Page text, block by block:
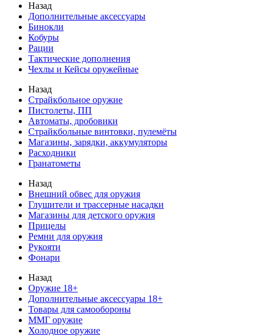
Назад
Дополнительные аксессуары
Бинокли
Кобуры
Рации
Тактические дополнения
Чехлы и Кейсы оружейные
Назад
Страйкбольное оружие
Пистолеты, ПП
Автоматы, дробовики
Страйкбольные винтовки, пулемёты
Магазины, зарядки, аккумуляторы
Расходники
Гранатометы
Назад
Внешний обвес для оружия
Глушители и трассерные насадки
Магазины для детского оружия
Прицелы
Ремни для оружия
Рукояти
Фонари
Назад
Оружие 18+
Дополнительные аксессуары 18+
Товары для самообороны
ММГ оружие
Холодное оружие